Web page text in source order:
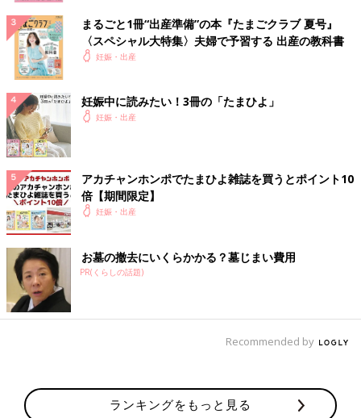
呼吸法でなんとか逃す。助産師さんがずっと背中から腰をさすっ
てくれて神様に思えた。
14:15
陣痛で70を超えるとさすがにクッションを握りしめながら呻き声
が漏れるようになる。基本あぐらでベッドに腰掛けて過ごした。
右手にクッション、左手で夫の手を握ってた。夫が絶えず腰をさ
すりながら声がけをしてくれて嬉しかった。でも「痛いよね痛い
よね」じゃなくて「上手だよ！大丈夫だよ！」的なポジティブな
声がけをしろと事前に教えたでしょ笑
その後、おしるしの確認のため横になる。陣痛がくるたびにクッ
ションに顔を埋めて叫び始める。
15:00
2時間に1回はトイレに行くべしという先人の教えから、トイレに
行きたいと申し出る。行く前に内診したら子宮口は6〜6.5cmと
言われ、進んではいるものの、まだまだかかりそうと若干絶望す
る。なんとかトイレに移動して用を足すが、痛みに絶叫する。助
「力んでいいですか？」と聞く。「多分まだベビは出てこないけ
ど念のため力まず、お小水だけにして」と言われ、トイレを出
まるごと1冊“出産準備”の本『たまごクラブ 夏号』
〈スペシャル大特集〉夫婦で予習する 出産の教科書
妊娠・出産
妊娠中に読みたい！3冊の「たまひよ」
妊娠・出産
アカチャンホンポでたまひよ雑誌を買うとポイント10
倍【期間限定】
妊娠・出産
お墓の撤去にいくらかかる？墓じまい費用
PR(くらしの話題)
Recommended by
ランキングをもっと見る